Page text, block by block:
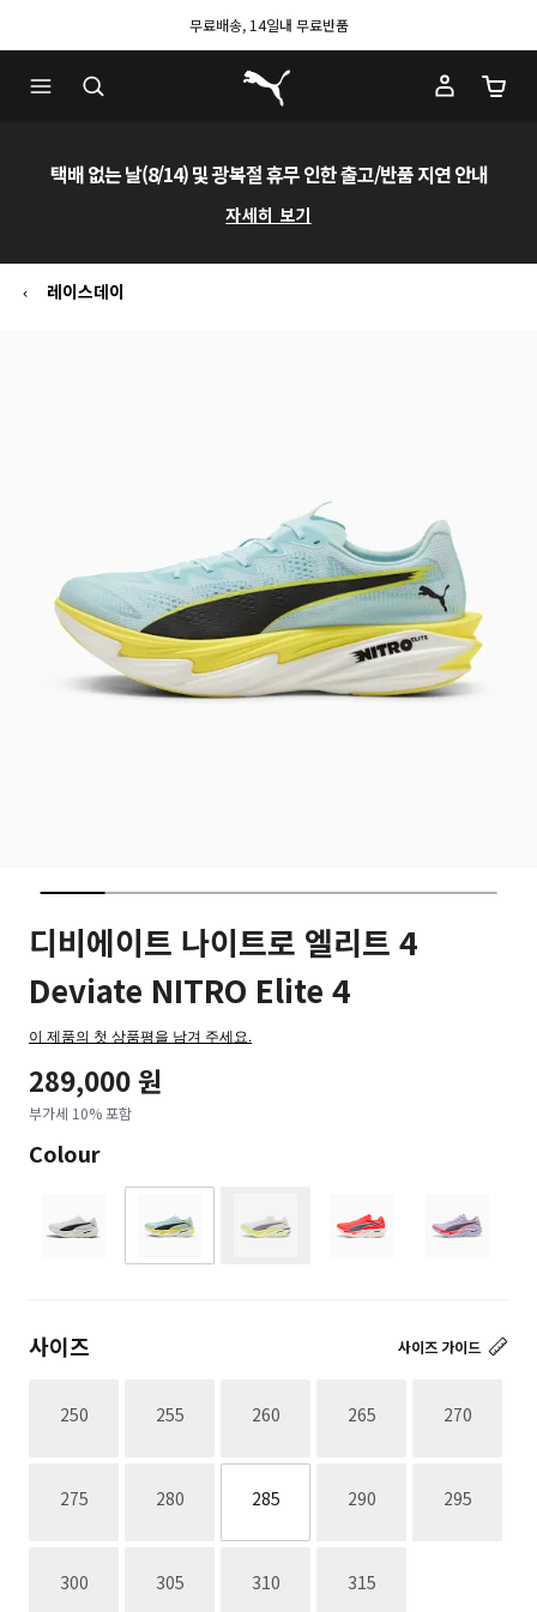
무료배송, 14일내 무료반품
푸마 홈
장바
택배 없는 날(8/14) 및 광복절 휴무 인한 출고/반품 지연 안내
자세히 보기
레이스데이
디비에이트 나이트로 엘리트 4
Deviate NITRO Elite 4
이 제품의 첫 상품평을 남겨 주세요.
289,000 원
부가세 10% 포함
Colour
재고없음
사이즈 가이드
사이즈
250재고없음 255재고없음 260재고없음 265재고없음 270재고없음
275재고없음 280재고없음 285 290재고없음 295재고없음
300재고없음 305재고없음 310재고없음 315재고없음